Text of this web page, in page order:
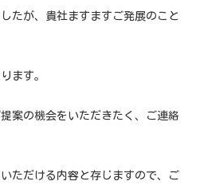
たが、貴社ますますご発展のこと
ます。
案の機会をいただきたく、ご連絡
ただける内容と存じますので、ご